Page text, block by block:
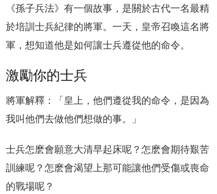
《孫子兵法》有一個故事，是關於古代一名最精
於培訓士兵紀律的將軍。一天，皇帝召喚這名將
軍，想知道他是如何讓士兵遵從他的命令。
激勵你的士兵
將軍解釋：「皇上，他們遵從我的命令，是因為
我叫他們去做他們想做的事。」
士兵怎麽會願意大清早起床呢？怎麽會期待艱苦
訓練呢？怎麽會渴望上那可能讓他們受傷或喪命
的戰場呢？